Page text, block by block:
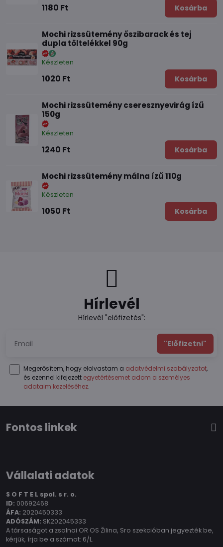
1180 Ft Kosárba
Mochi rizssütemény őszibarack és tej
dupla töltelékkel 90g
Készleten
1020 Ft Kosárba
Mochi rizssütemény cseresznyevirág ízű
150g
Készleten
1240 Ft Kosárba
Mochi rizssütemény málna ízű 110g
Készleten
1050 Ft Kosárba
Hírlevél
Hírlevél "előfizetés":
"Előfizetni"
Megerősítem, hogy elolvastam a adatvédelmi szabályzatot,
és ezennel kifejezett egyetértésemet adom a személyes
adataim kezeléséhez.
Fontos linkek
Vállalati adatok
S O F T E L spol. s r. o.
ID: 00692468
ÁFA: 2020450333
ADÓSZÁM: SK202045333
A társaságot a zsolnai OR OS Žilina, Sro szekcióban jegyezték be,
kérjük, írja be a számot: 6/L.